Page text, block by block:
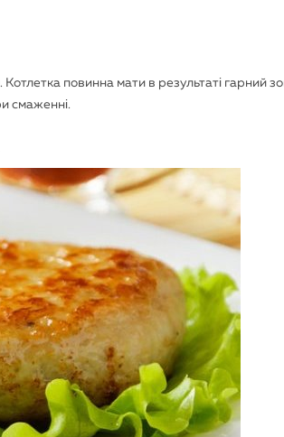
повинна мати в результаті гарний
смаженні.